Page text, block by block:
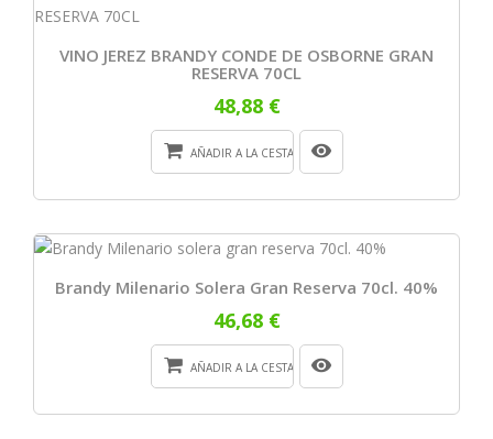
VINO JEREZ BRANDY CONDE DE OSBORNE GRAN
RESERVA 70CL
48,88 €
AÑADIR A LA CESTA
Brandy Milenario Solera Gran Reserva 70cl. 40%
46,68 €
AÑADIR A LA CESTA